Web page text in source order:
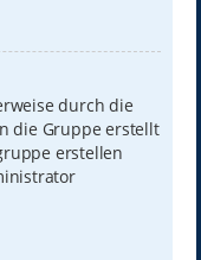
durch die
die Gruppe erstellt
erstellen